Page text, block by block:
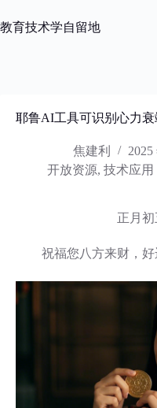
过
教育技术学自留地
耶鲁AI工具可识别心力衰
焦建利
2025
开放资源, 技术应用
正月
祝福您八方来财，好